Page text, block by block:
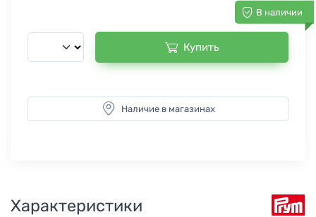
В наличии
Купить
Наличие в магазинах
Характеристики